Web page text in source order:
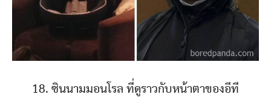
18. ซินนามมอนโรล ที่ดูราวกับหน้าตาของอีที